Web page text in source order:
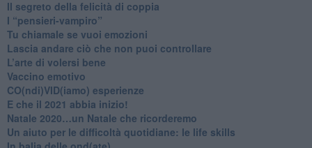
Il segreto della felicità di coppia
​I “pensieri-vampiro”
​Tu chiamale se vuoi emozioni
​Lascia andare ciò che non puoi controllare
L’arte di volersi bene
​Vaccino emotivo
CO(ndi)VID(iamo) esperienze
​E che il 2021 abbia inizio!
​Natale 2020…un Natale che ricorderemo
Un aiuto per le difficoltà quotidiane: le life skills